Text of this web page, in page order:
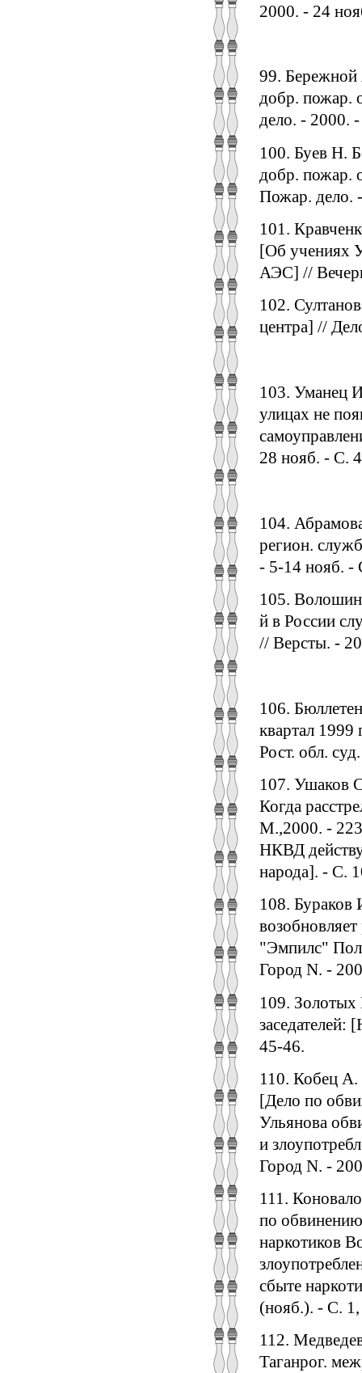
2000. - 24
99. Бережной
добр. пожар.
дело. - 2000.
100. Буев Н.
добр. пожар.
Пожар. дело.
101.
[Об учениях
АЭС] //
102.
центра] //
103. Уманец
улицах не
28 нояб. - С.
104.
регион.
- 5-14 нояб. -
105.
й в России
// Версты. -
106.
квартал 1999
Рост. обл.
107. Ушаков
Когда
М.,2000. - 223
НКВД
народа]. - С.
108. Бураков
"Эмпилс"
Город N. -
109. Золотых
45-46.
110. Кобец
[Дело по
Ульянова
и
Город N. -
111.
по
наркотиков
сбыте
(нояб.). - С.
112.
Таганрог.